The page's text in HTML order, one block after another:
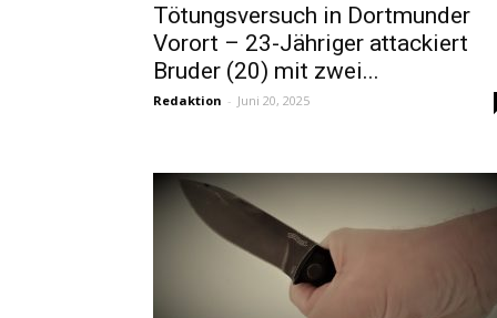
Tötungsversuch in Dortmunder
Vorort – 23-Jähriger attackiert
Bruder (20) mit zwei...
Redaktion - Juni 20, 2025